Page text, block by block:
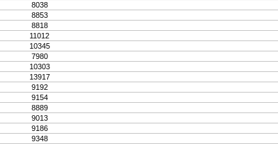
8038
8853
8818
11012
10345
7980
10303
13917
9192
9154
8889
9013
9186
9348